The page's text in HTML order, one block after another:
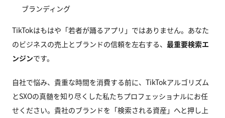
ブランディング
TikTokはもはや「若者が踊るアプリ」ではありません。あなた
のビジネスの売上とブランドの信頼を左右する、 最重要検索エ
ンジンです。
自社で悩み、貴重な時間を消費する前に、TikTokアルゴリズム
とSXOの真髄を知り尽くした私たちプロフェッショナルにお任
せください。貴社のブランドを「検索される資産」へと押し上